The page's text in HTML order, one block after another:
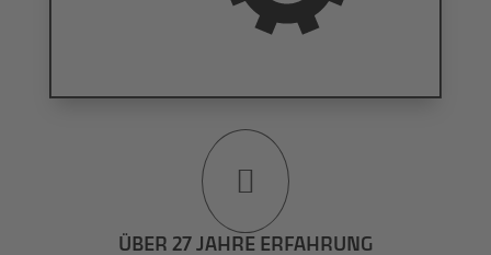

ÜBER 27 JAHRE ERFAHRUNG